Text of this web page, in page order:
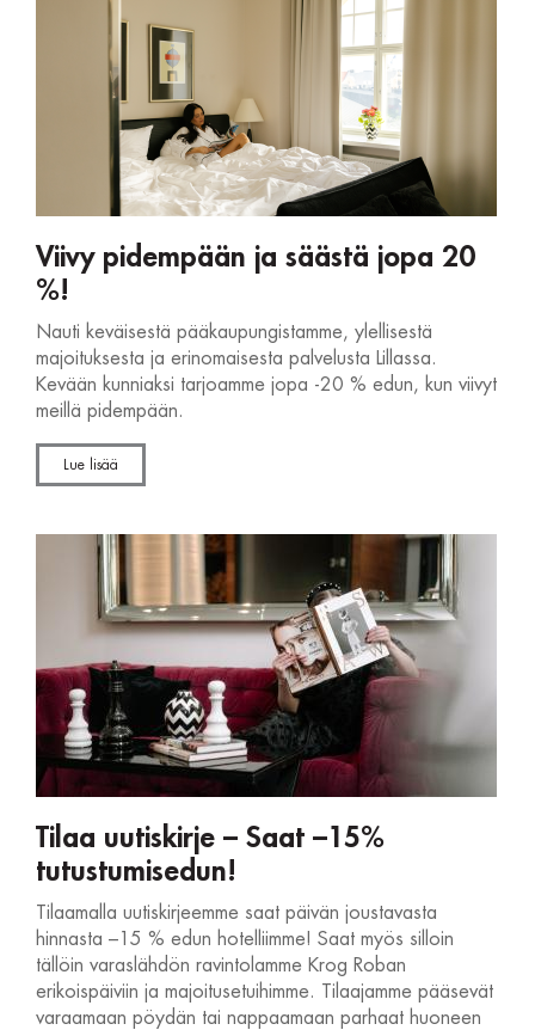
Viivy pidempään ja säästä jopa 20
%!
Nauti keväisestä pääkaupungistamme, ylellisestä
majoituksesta ja erinomaisesta palvelusta Lillassa.
Kevään kunniaksi tarjoamme jopa -20 % edun, kun viivyt
meillä pidempään.
Lue lisää
Tilaa uutiskirje – Saat –15%
tutustumisedun!
Tilaamalla uutiskirjeemme saat päivän joustavasta
hinnasta –15 % edun hotelliimme! Saat myös silloin
tällöin varaslähdön ravintolamme Krog Roban
erikoispäiviin ja majoitusetuihimme. Tilaajamme pääsevät
varaamaan pöydän tai nappaamaan parhaat huoneen